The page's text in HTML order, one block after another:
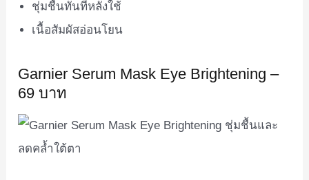
ชุ่มชื้นทันทีหลังใช้
เนื้อสัมผัสอ่อนโยน
Garnier Serum Mask Eye Brightening –
69 บาท